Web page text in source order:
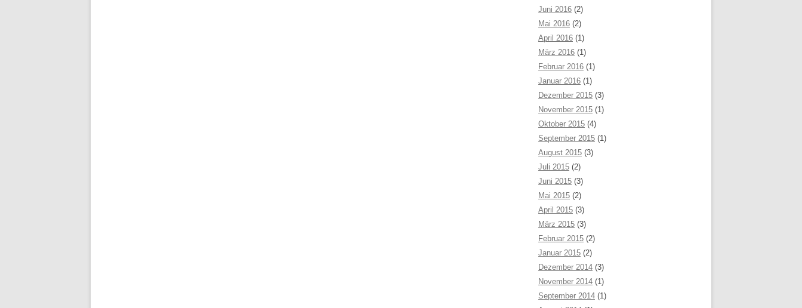
Juni 2016 (2)
Mai 2016 (2)
April 2016 (1)
März 2016 (1)
Februar 2016 (1)
Januar 2016 (1)
Dezember 2015 (3)
November 2015 (1)
Oktober 2015 (4)
September 2015 (1)
August 2015 (3)
Juli 2015 (2)
Juni 2015 (3)
Mai 2015 (2)
April 2015 (3)
März 2015 (3)
Februar 2015 (2)
Januar 2015 (2)
Dezember 2014 (3)
November 2014 (1)
September 2014 (1)